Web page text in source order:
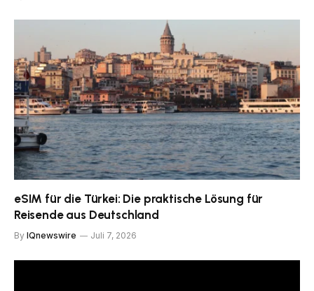
eSIM für die Türkei: Die praktische Lösung für
Reisende aus Deutschland
By IQnewswire Juli 7, 2026